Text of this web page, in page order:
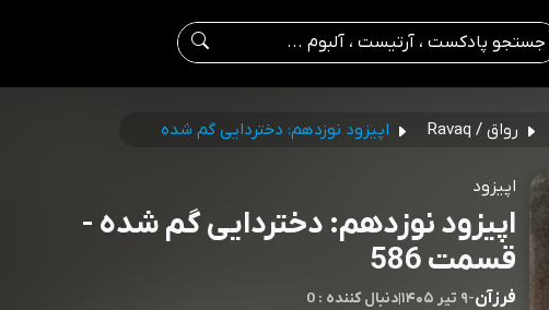
رواق / Ravaq اپیزود نوزدهم: دختردایی گم شده
اپیزود
اپیزود نوزدهم: دختردایی گم شده -
قسمت 586
فرزآن-۹ تیر ۱۴۰۵ |0 : دنبال کننده